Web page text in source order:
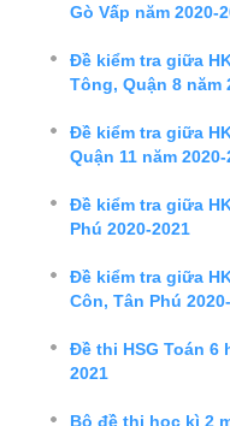
Gò Vấp năm 2020-
Đề kiểm tra giữa
Tông, Quận 8 năm
Đề kiểm tra giữa
Quận 11 năm 2020-
Đề kiểm tra giữa
Phú 2020-2021
Đề kiểm tra giữa
Côn, Tân Phú
Đề thi HSG Toán 6
2021
Bộ đề thi học kì 2